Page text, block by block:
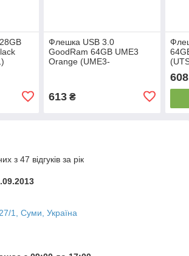
Флешка USB 3.0
GoodRam 64GB UME3
Orange (UME3-
613₴
608
з 47 відгуків за рік
1, Суми, Україна